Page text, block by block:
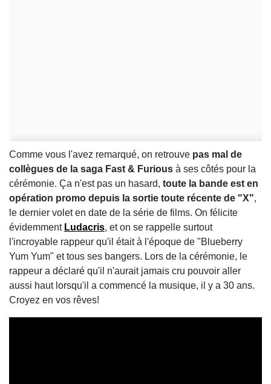
Comme vous l'avez remarqué, on retrouve pas mal de
collègues de la saga Fast & Furious à ses côtés pour la
cérémonie. Ça n'est pas un hasard, toute la bande est en
opération promo depuis la sortie toute récente de "X",
le dernier volet en date de la série de films. On félicite
évidemment Ludacris, et on se rappelle surtout
l'incroyable rappeur qu'il était à l'époque de "Blueberry
Yum Yum" et tous ses bangers. Lors de la cérémonie, le
rappeur a déclaré qu'il n'aurait jamais cru pouvoir aller
aussi haut lorsqu'il a commencé la musique, il y a 30 ans.
Croyez en vos rêves!